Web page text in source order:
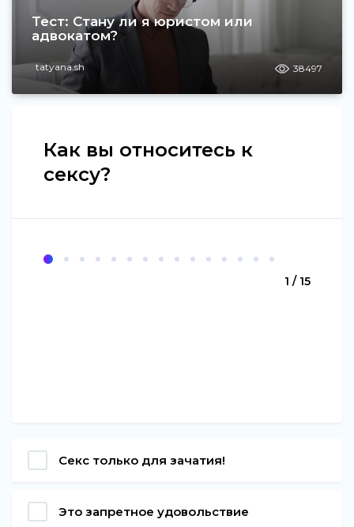
Тест: Стану ли я юристом или
адвокатом?
tatyana.sh 38497
Как вы относитесь к
сексу?
1 / 15
Секс только для зачатия!
Это запретное удовольствие